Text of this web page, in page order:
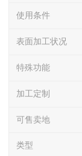
使用条件
表面加工状况
特殊功能
加工定制
可售卖地
类型